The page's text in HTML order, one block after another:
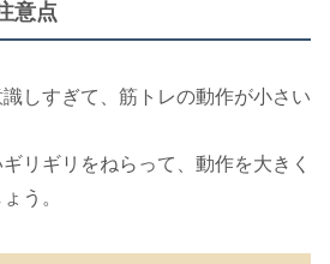
意点
しすぎて、筋トレの動作が小さい
リギリをねらって、動作を大きく
う。